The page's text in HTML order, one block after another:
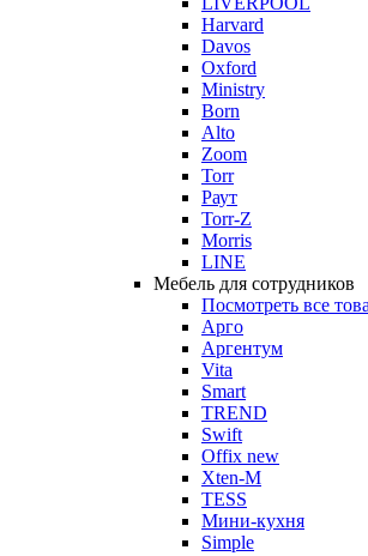
Harvard
Davos
Oxford
Ministry
Born
Alto
Zoom
Torr
Раут
Torr-Z
Morris
LINE
Мебель для сотрудников
Посмотреть все
Арго
Аргентум
Vita
Smart
TREND
Swift
Offix new
Xten-M
TESS
Мини-кухня
Simple